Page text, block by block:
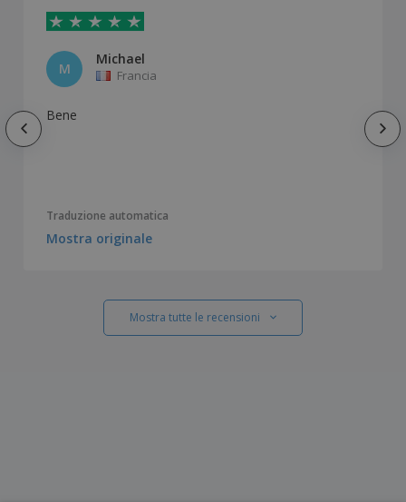
M
Michael
Francia
Bene
Traduzione automatica
Mostra originale
Mostra tutte le recensioni